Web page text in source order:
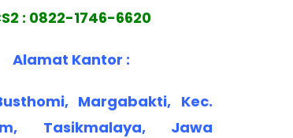
: 0822-1746-6620
Alamat Kantor :
Margabakti, Kec.
Tasikmalaya, Jawa